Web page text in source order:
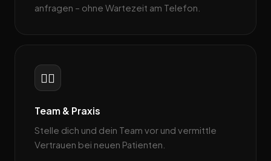
anfragen – ohne Wartezeit am Telefon.
👩‍⚕️
Team & Praxis
Stelle dich und dein Team vor und vermittle
Vertrauen bei neuen Patienten.